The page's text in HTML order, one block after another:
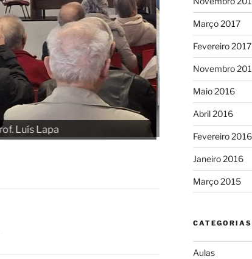
Março 2017
Fevereiro 2017
Novembro
Maio 2016
Abril 2016
Fevereiro 2016
Janeiro 2016
Março 2015
CATEGORIAS
Aulas